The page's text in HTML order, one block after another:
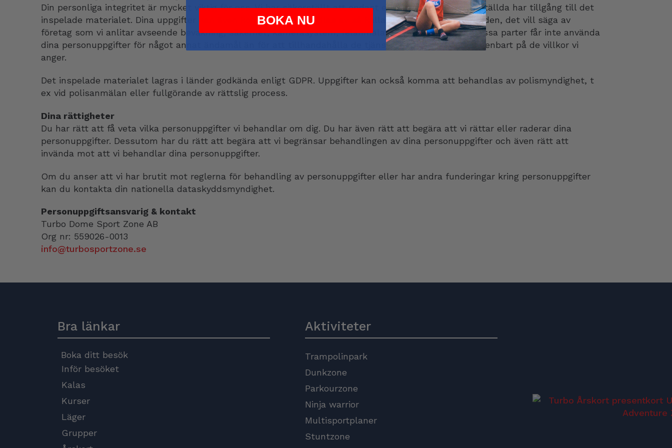
Din personliga integritet är mycket viktig för oss. Vi har säkerställt att endast ett begränsat antal anställda har tillgång till det
inspelade materialet. Dina uppgifter kan även komma att behandlas av så kallade personuppgiftsbiträden, det vill säga av
företag som vi anlitar avseende bevakning, säkerhet, kamerasystem, felanmälan och kundsupport. Dessa parter får inte använda
dina personuppgifter för något annat ändamål än för att tillhandahålla de tjänster de anlitats för och enbart på de villkor vi
anger.
Det inspelade materialet lagras i länder godkända enligt GDPR. Uppgifter kan också komma att behandlas av polismyndighet, t
ex vid polisanmälan eller fullgörande av rättslig process.
Dina rättigheter
Du har rätt att få veta vilka personuppgifter vi behandlar om dig. Du har även rätt att begära att vi rättar eller raderar dina
personuppgifter. Dessutom har du rätt att begära att vi begränsar behandlingen av dina personuppgifter och även rätt att
invända mot att vi behandlar dina personuppgifter.
Om du anser att vi har brutit mot reglerna för behandling av personuppgifter eller har andra funderingar kring personuppgifter
kan du kontakta din nationella dataskyddsmyndighet.
Personuppgiftsansvarig & kontakt
Turbo Dome Sport Zone AB
Org nr: 559026-0013
info@turbosportzone.se
Bra länkar
Boka ditt besök
Inför besöket
Kalas
Kurser
Läger
Grupper
Aktiviteter
Trampolinpark
Dunkzone
Parkourzone
Ninja warrior
Multisportplaner
Stuntzone
BOKA NU